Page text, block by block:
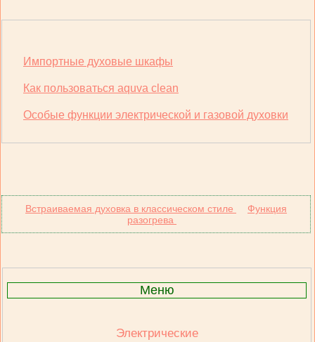
Импортные духовые шкафы
Как пользоваться aquva clean
Особые функции электрической и газовой духовки
Встраиваемая духовка в классическом стиле
Функция
разогрева
Меню
Электрические